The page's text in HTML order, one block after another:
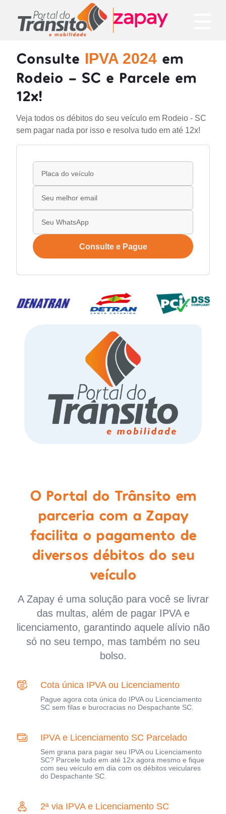
Consulte IPVA 2024 em
Rodeio - SC e Parcele em
12x!
Veja todos os débitos do seu veículo em Rodeio - SC
sem pagar nada por isso e resolva tudo em até 12x!
Consulte e Pague
O Portal do Trânsito em
parceria com a Zapay
facilita o pagamento de
diversos débitos do seu
veículo
A Zapay é uma solução para você se livrar
das multas, além de pagar IPVA e
licenciamento, garantindo aquele alívio não
só no seu tempo, mas também no seu
bolso.
Cota única IPVA ou Licenciamento
Pague agora cota única do IPVA ou Licenciamento
SC sem filas e burocracias no Despachante SC.
IPVA e Licenciamento SC Parcelado
Sem grana para pagar seu IPVA ou Licenciamento
SC? Parcele tudo em até 12x agora mesmo e fique
com seu veículo em dia com os débitos veiculares
do Despachante SC.
2ª via IPVA e Licenciamento SC